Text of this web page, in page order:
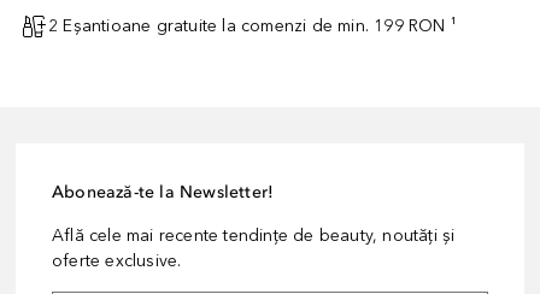
2 Eșantioane gratuite la comenzi de min. 199 RON ¹
Abonează-te la Newsletter!
Află cele mai recente tendințe de beauty, noutăți și
oferte exclusive.